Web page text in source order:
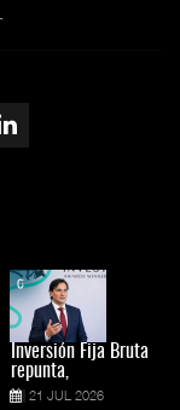
Inversión Fija Bruta
repunta,
21 JUL 2026